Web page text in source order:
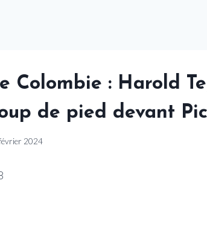
Colombie : Harold
de pied devant
2024